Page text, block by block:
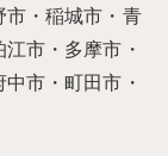
市・稲城市・青
市・多摩市・
市・町田市・